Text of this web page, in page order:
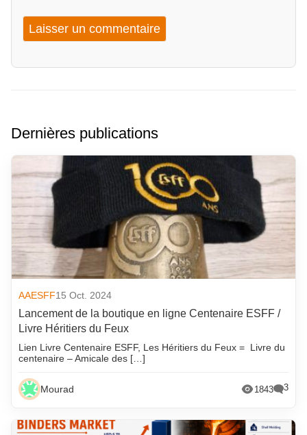
Dernières publications
AAESFF15 Oct. 2024
Lancement de la boutique en ligne Centenaire ESFF /
Livre Héritiers du Feux
Lien Livre Centenaire ESFF, Les Héritiers du Feux = Livre du
centenaire – Amicale des […]
Mourad 1843 3